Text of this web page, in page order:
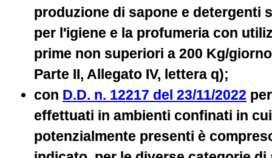
produzione di sapone e detergenti
per l'igiene e la profumeria con
prime non superiori a 200 Kg/
Parte II, Allegato IV, lettera q);
con D.D. n. 12217 del 23/11/2022
effettuati in ambienti confinati in
potenzialmente presenti è